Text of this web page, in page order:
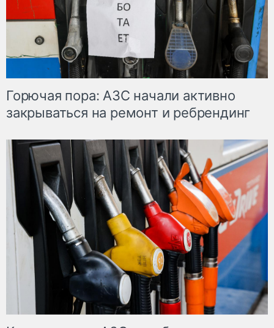
Горючая пора: АЗС начали активно
закрываться на ремонт и ребрендинг